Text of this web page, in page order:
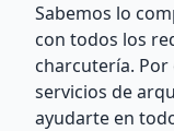
Sabemos lo
con todos los
charcutería.
servicios de
ayudarte en